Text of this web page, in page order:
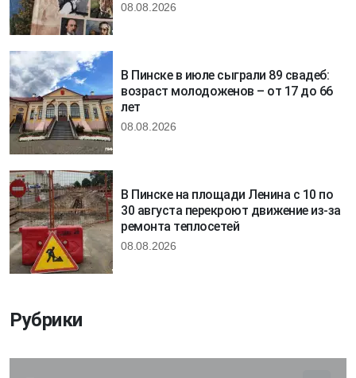
08.08.2026
В Пинске в июле сыграли 89 свадеб:
возраст молодоженов – от 17 до 66
лет
08.08.2026
В Пинске на площади Ленина с 10 по
30 августа перекроют движение из-за
ремонта теплосетей
08.08.2026
Рубрики